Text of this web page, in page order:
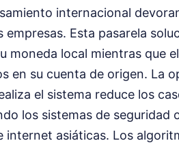
internacional
Esta pasarela
moneda local mientras que
en su cuenta de origen. La
el sistema reduce los
los sistemas de seguridad
asiáticas. Los